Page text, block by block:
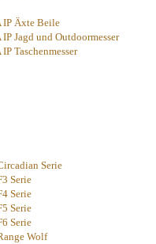
IP Äxte Beile
Jagd und Outdoormesser
Taschenmesser
Serie
Serie
Serie
Serie
Serie
Wolf